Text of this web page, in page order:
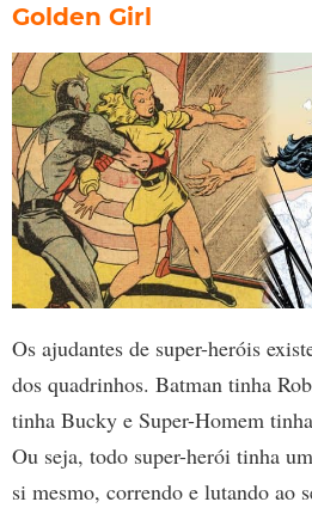
Golden Girl
Os ajudantes de super-heróis
dos quadrinhos. Batman tinha
tinha Bucky e Super-Homem
Ou seja, todo super-herói tinha
si mesmo, correndo e lutando ao